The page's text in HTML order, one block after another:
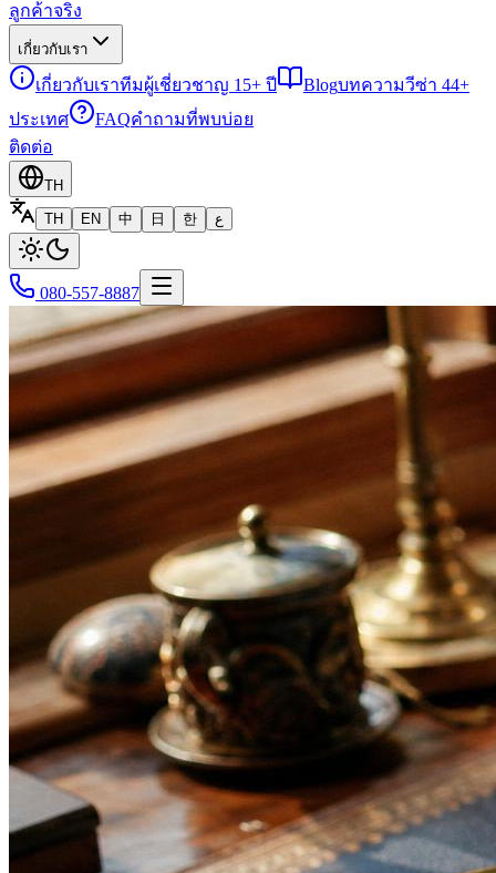
ลูกค้าจริง
เกี่ยวกับเรา
เกี่ยวกับเราทีมผู้เชี่ยวชาญ 15+ ปี Blogบทความวีซ่า 44+
ประเทศ
FAQคำถามที่พบบ่อย
ติดต่อ
TH
TH
EN 中 日 한 ع
080-557-8887